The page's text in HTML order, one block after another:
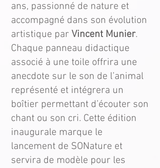
ans, passionné de nature et
accompagné dans son évolution
artistique par Vincent Munier.
Chaque panneau didactique
associé à une toile offrira une
anecdote sur le son de l’animal
représenté et intégrera un
boîtier permettant d’écouter son
chant ou son cri. Cette édition
inaugurale marque le
lancement de SONature et
servira de modèle pour les